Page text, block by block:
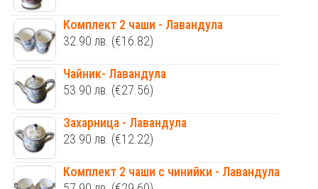
Комплект 2 чаши - Лавандула
32.90 лв. (€16.82)
Чайник- Лавандула
53.90 лв. (€27.56)
Захарница - Лавандула
23.90 лв. (€12.22)
Комплект 2 чаши с чинийки - Лавандула